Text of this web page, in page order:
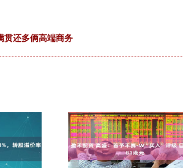
贯还多俩高端商务